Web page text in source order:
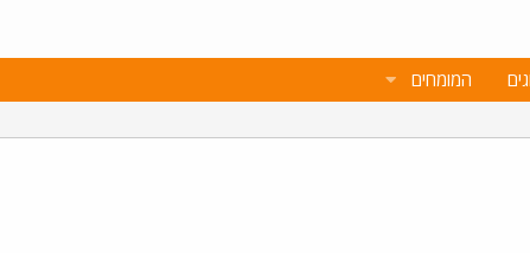
המומחים